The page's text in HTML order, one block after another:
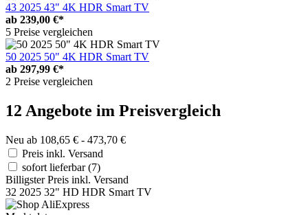
43 2025 43" 4K HDR Smart TV
ab 239,00 €*
5 Preise vergleichen
50 2025 50" 4K HDR Smart TV
ab 297,99 €*
2 Preise vergleichen
12 Angebote im Preisvergleich
Neu ab 108,65 € - 473,70 €
Preis inkl. Versand
sofort lieferbar(7)
Billigster Preis inkl. Versand
32 2025 32" HD HDR Smart TV